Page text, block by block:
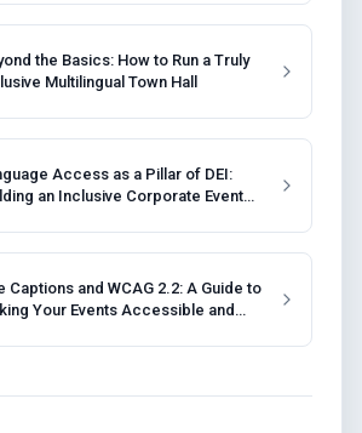
the Basics: How to Run a Truly
Multilingual Town Hall
Access as a Pillar of DEI:
an Inclusive Corporate Event
Captions and WCAG 2.2: A Guide to
Your Events Accessible and